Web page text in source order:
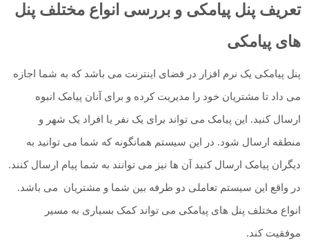
تعریف پنل پیامکی و بررسی انواع مختلف پنل
های پیامکی
پنل پیامکی یک نرم افزار در فضای اینترنت می باشد که به شما اجازه
می داد تا مشتریان خود را مدیریت کرده و برای آنان پیامک انبوه
ارسال کنید. این پیامک می تواند برای یک نفر یا افراد یک شهر و
منطقه ارسال شود. در این سیستم همانگونه که شما می توانید به
دیگران پیامک ارسال کنید آن ها نیز می توانند به شما پیام ارسال کنند.
در واقع این سیستم تعاملی دو طرفه بین شما و مشتریان می باشد.
انواع مختلف پنل های پیامکی می تواند کمک بسیاری به مسیر
موفقیت کند.